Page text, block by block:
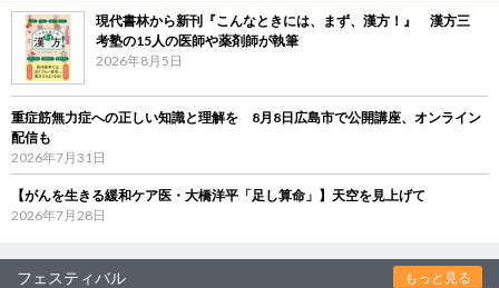
現代書林から新刊『こんなときには、まず、漢方！』 漢方三
考塾の15人の医師や薬剤師が執筆
2026年8月5日
重症筋無力症への正しい知識と理解を 8月8日広島市で公開講座、オンライン
配信も
2026年7月31日
【がんを生きる緩和ケア医・大橋洋平「足し算命」】天空を見上げて
2026年7月28日
フェスティバル もっと見る